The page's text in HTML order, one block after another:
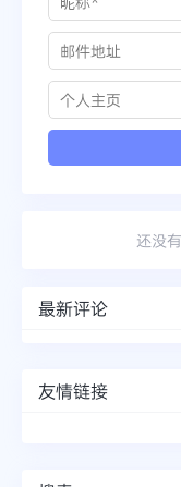
还没
最新评论
友情链接